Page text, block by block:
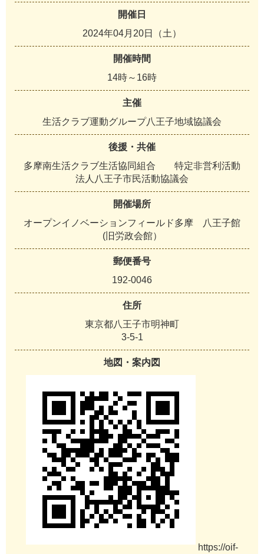
開催日
2024年04月20日（土）
開催時間
14時～16時
主催
生活クラブ運動グループ八王子地域協議会
後援・共催
多摩南生活クラブ生活協同組合 特定非営利活動
法人八王子市民活動協議会
開催場所
オープンイノベーションフィールド多摩 八王子館
(旧労政会館）
郵便番号
192-0046
住所
東京都八王子市明神町
3-5-1
地図・案内図
https://oif-